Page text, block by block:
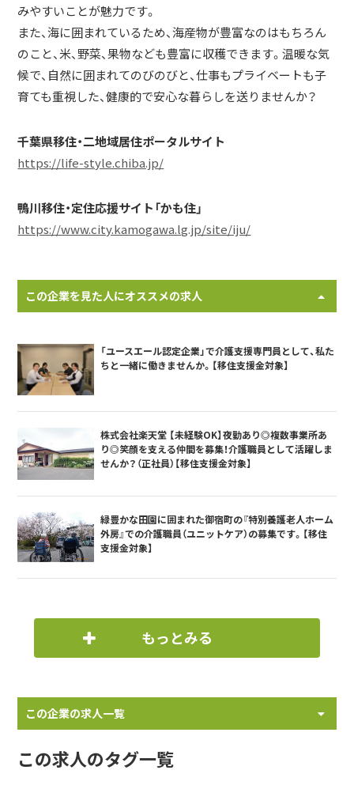
みやすいことが魅力です。
また、海に囲まれているため、海産物が豊富なのはもちろん
のこと、米、野菜、果物なども豊富に収穫できます。温暖な気
候で、自然に囲まれてのびのびと、仕事もプライベートも子
育ても重視した、健康的で安心な暮らしを送りませんか？
千葉県移住・二地域居住ポータルサイト
https://life-style.chiba.jp/
鴨川移住・定住応援サイト「かも住」
https://www.city.kamogawa.lg.jp/site/iju/
この企業を見た人にオススメの求人
「ユースエール認定企業」で介護支援専門員として、私た
ちと一緒に働きませんか。【移住支援金対象】
株式会社楽天堂 【未経験OK】夜勤あり◎複数事業所あ
り◎笑顔を支える仲間を募集！介護職員として活躍しま
せんか？（正社員）【移住支援金対象】
緑豊かな田園に囲まれた御宿町の『特別養護老人ホーム
外房』での介護職員（ユニットケア）の募集です。【移住
支援金対象】
もっとみる
この企業の求人一覧
この求人のタグ一覧